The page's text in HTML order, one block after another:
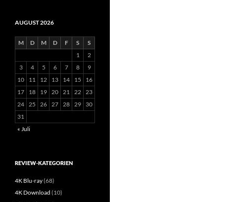
AUGUST 2026
M D M D F S
S
1
2
3
4 5 6 7 8
9
10
11 12 13 14 15
16
17
18 19 20 21 22 23
24 25 26 27 28 29
30
31
« Juli
REVIEW-KATEGORIEN
4K Blu-ray(68)
4K Download (10)